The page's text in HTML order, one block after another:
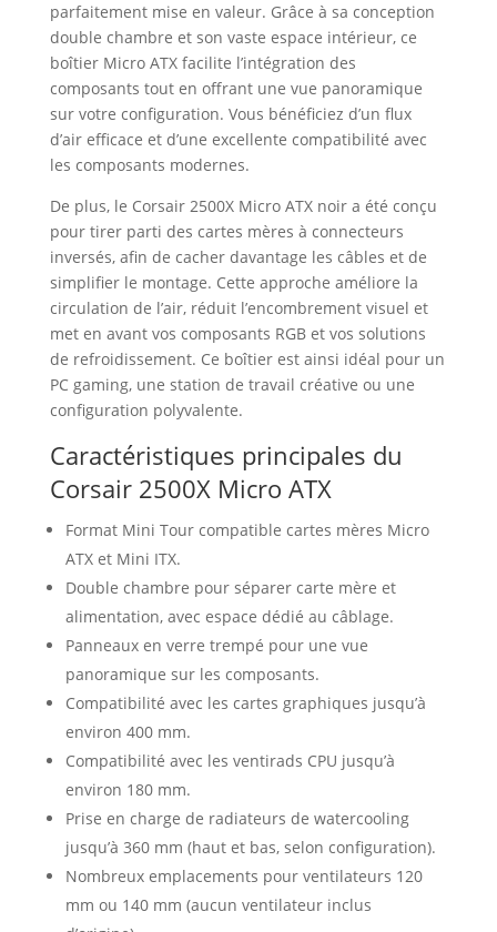
parfaitement mise en valeur. Grâce à sa conception
double chambre et son vaste espace intérieur, ce
boîtier Micro ATX facilite l’intégration des
composants tout en offrant une vue panoramique
sur votre configuration. Vous bénéficiez d’un flux
d’air efficace et d’une excellente compatibilité avec
les composants modernes.
De plus, le Corsair 2500X Micro ATX noir a été conçu
pour tirer parti des cartes mères à connecteurs
inversés, afin de cacher davantage les câbles et de
simplifier le montage. Cette approche améliore la
circulation de l’air, réduit l’encombrement visuel et
met en avant vos composants RGB et vos solutions
de refroidissement. Ce boîtier est ainsi idéal pour un
PC gaming, une station de travail créative ou une
configuration polyvalente.
Caractéristiques principales du
Corsair 2500X Micro ATX
Format Mini Tour compatible cartes mères Micro
ATX et Mini ITX.
Double chambre pour séparer carte mère et
alimentation, avec espace dédié au câblage.
Panneaux en verre trempé pour une vue
panoramique sur les composants.
Compatibilité avec les cartes graphiques jusqu’à
environ 400 mm.
Compatibilité avec les ventirads CPU jusqu’à
environ 180 mm.
Prise en charge de radiateurs de watercooling
jusqu’à 360 mm (haut et bas, selon configuration).
Nombreux emplacements pour ventilateurs 120
mm ou 140 mm (aucun ventilateur inclus